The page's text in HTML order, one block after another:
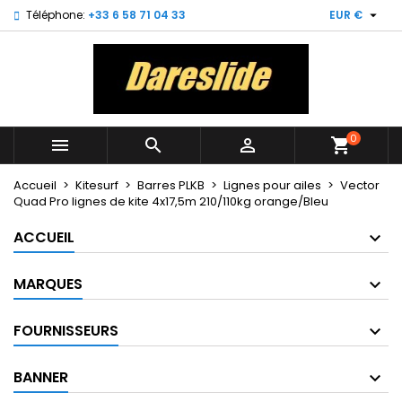
Téléphone: +33 6 58 71 04 33 EUR € 
   shopping_cart0
Accueil Kitesurf Barres PLKB Lignes pour ailes
Vector
Quad Pro lignes de kite 4x17,5m 210/110kg orange/Bleu
ACCUEIL
MARQUES
FOURNISSEURS
BANNER
My wishlists ×
Create new list
Créer une liste d'envies ×
Nom de la liste d'envies
Connexion ×
Vous devez être connecté pour ajouter des produits
Annuler Connexion